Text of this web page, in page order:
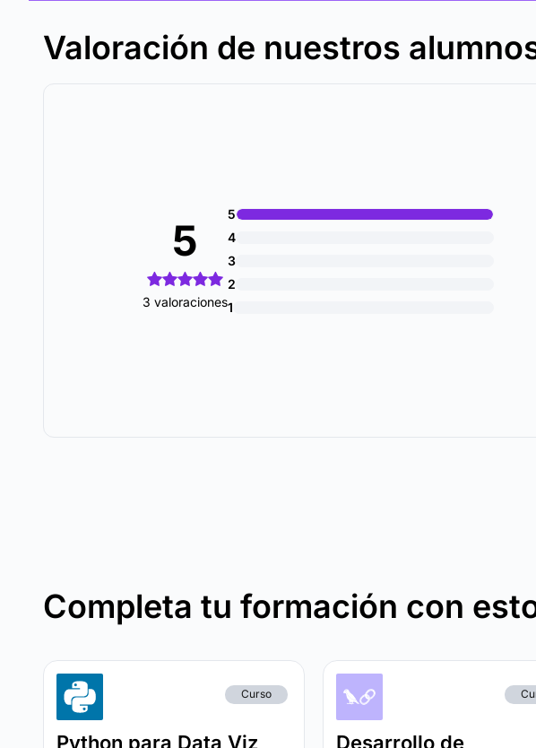
Valoración de nuestros
5
3 valoraciones
5
4
3
2
1
Completa tu formación con
Curso
Python para Data Viz
Desarrollo de